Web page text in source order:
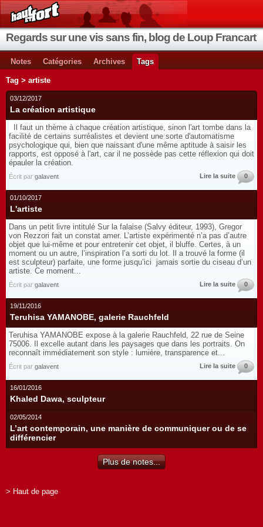
Regards sur une vis sans fin, blog de Loup Francart
Notes Catégories Archives Tags
Tag > artiste
03/12/2017
La création artistique
Il faut un thème à chaque création artistique, sinon l'art tombe dans la
facilité de certains surréalistes et devient une sorte d'automatisme
psychologique qui, bien que naissant d'une même aptitude à saisir les
rapports, est opposé à l'art, car il ne possède pas cette réflexion qui doit
épauler la création.
Écrit par galavent Lire la suite 0
01/10/2017
L'artiste
Dans un petit livre intitulé Sur la falaise (Salvy éditeur, 1993), Gregor
von Rezzori fait un constat amer. L’artiste expérimenté n’a pas d’autre
objet que lui-même et pour entretenir cet objet, il bluffe. Certes, à un
moment ou un autre, l’inspiration l’a sorti du lot. Il a trouvé la forme (il
est sculpteur) parfaite, une forme jusqu’ici jamais sortie du ciseau d’un
artiste. Ce moment...
Écrit par galavent Lire la suite 0
19/11/2016
Teruhisa YAMANOBE, galerie Rauchfeld
Teruhisa YAMANOBE expose à la galerie Rauchfeld, 22 rue de Seine
75006. Il excelle autant dans les paysages que dans les portraits. On
reconnaît immédiatement son style : lumière, transparence et...
Écrit par galavent Lire la suite 0
16/01/2016
Khaled Dawa, sculpteur
02/05/2014
L’art contemporain, une manière de communiquer ou de se
différencier
Plus de notes...
> Haut de page